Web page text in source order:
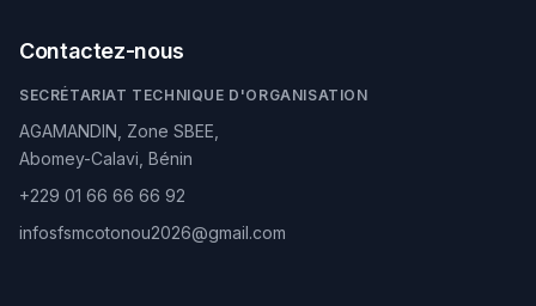
Contactez-nous
SECRÉTARIAT TECHNIQUE D'ORGANISATION
AGAMANDIN, Zone SBEE,
Abomey-Calavi, Bénin
+229 01 66 66 66 92
infosfsmcotonou2026@gmail.com